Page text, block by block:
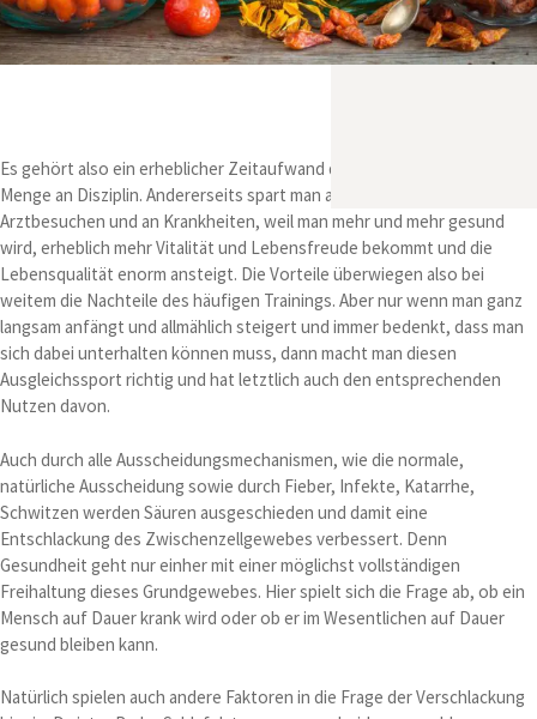
Es gehört also ein erheblicher Zeitaufwand dazu und eine gehörige
Menge an Disziplin. Andererseits spart man auf Dauer viel Zeit an
Arztbesuchen und an Krankheiten, weil man mehr und mehr gesund
wird, erheblich mehr Vitalität und Lebensfreude bekommt und die
Lebensqualität enorm ansteigt. Die Vorteile überwiegen also bei
weitem die Nachteile des häufigen Trainings. Aber nur wenn man ganz
langsam anfängt und allmählich steigert und immer bedenkt, dass man
sich dabei unterhalten können muss, dann macht man diesen
Ausgleichssport richtig und hat letztlich auch den entsprechenden
Nutzen davon.
Auch durch alle Ausscheidungsmechanismen, wie die normale,
natürliche Ausscheidung sowie durch Fieber, Infekte, Katarrhe,
Schwitzen werden Säuren ausgeschieden und damit eine
Entschlackung des Zwischenzellgewebes verbessert. Denn
Gesundheit geht nur einher mit einer möglichst vollständigen
Freihaltung dieses Grundgewebes. Hier spielt sich die Frage ab, ob ein
Mensch auf Dauer krank wird oder ob er im Wesentlichen auf Dauer
gesund bleiben kann.
Natürlich spielen auch andere Faktoren in die Frage der Verschlackung